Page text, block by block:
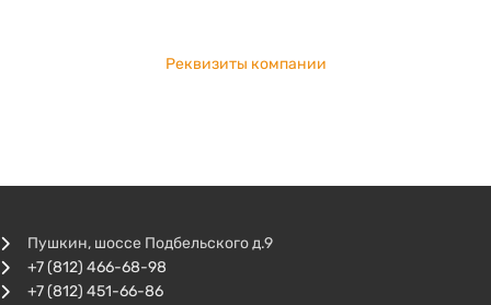
Реквизиты компании
Пушкин, шоссе Подбельского д.9
+7 (812) 466-68-98
+7 (812) 451-66-86